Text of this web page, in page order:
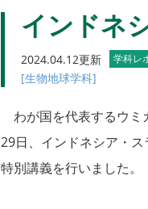
インドネ
2024.04.12更新 学科レ
[生物地球学科]
わが国を代表するウミ
29日、インドネシア・ス
特別講義を行いました。